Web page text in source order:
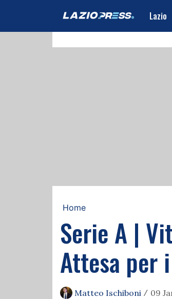
Lazio
Home
Serie A |
Attesa per
Matteo Ischiboni / 09